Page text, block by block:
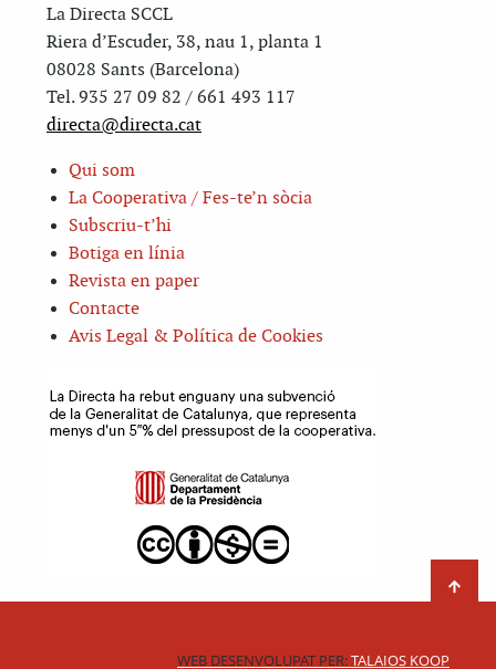
La Directa SCCL
Riera d’Escuder, 38, nau 1, planta 1
08028 Sants (Barcelona)
Tel. 935 27 09 82 / 661 493 117
directa@directa.cat
Qui som
La Cooperativa / Fes-te’n sòcia
Subscriu-t’hi
Botiga en línia
Revista en paper
Contacte
Avis Legal & Política de Cookies
WEB DESENVOLUPAT PER:TALAIOS KOOP